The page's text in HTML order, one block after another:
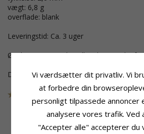
vægt: 6,8 g
overflade: blank
Leveringstid: Ca. 3 uger
Ønskes gravering bestilles dette
Dette smykke er udgået af kollektionen
48T200G40
Vi værdsætter dit privatliv. Vi
at forbedre din
personligt tilpassede annoncer
analysere vores trafik. Ved
"Accepter alle" accepterer du